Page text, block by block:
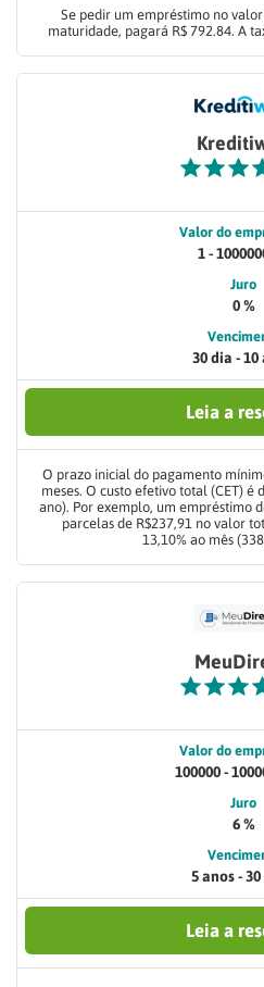
Se pedir um empréstimo no
maturidade, pagará R$ 792.84. A
Valor do
1 -
Juro
0 %
30 dia - 10
Leia a
O prazo inicial do pagamento
meses. O custo efetivo total (CET) é
ano). Por exemplo, um empréstimo
parcelas de R$237,91 no valor
13,10% ao mês
Valor do
100000 -
Juro
6 %
5 anos -
Leia a